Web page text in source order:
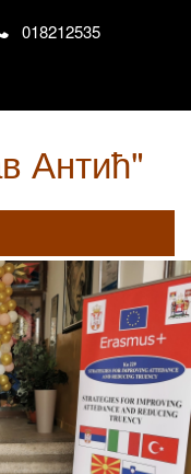
018212535
Антић"